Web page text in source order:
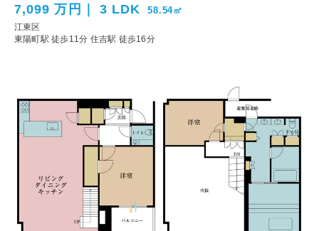
7,099 万円 3 LDK 58.54㎡
江東区
東陽町駅 徒歩11分 住吉駅 徒歩16分